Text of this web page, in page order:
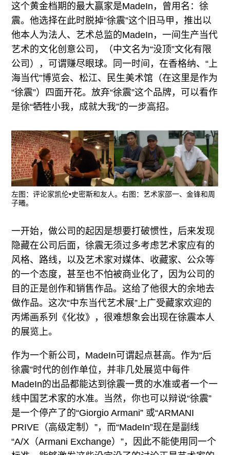
这个黄金档期的最大赢家是MadeIn，曾用名：徐
震。他选择在此时脱掉“徐震”这个旧马甲，推出以
他本人为法人、艺术总监的MadeIn，一间生产当代
艺术的文化创意公司，（中文名为“没顶”文化有限
公司），可谓赚尽眼球。同一时间，在香格纳、“上
海当代”博览会、松江、民生美术馆（在这里是作为
“徐震”）四面开花。放弃“徐震”这个品牌，可以看作
是徐“牺牲小我，成就大我”的一步高招。
左图：评论家凯伦•史密斯和友人。右图：艺术家邵一、金锋和周
子曦。
一开始，做公司的起因是想要打破惯性，后来发现
隐藏在公司后面，徐震无须过多考虑艺术家应有的
风格、路线，以及艺术家对媒体、收藏家、公众等
的一个态度，甚至也不怕被商业化了，因为公司的
目的正是创作和销售作品。这给了他很大的余地去
做作品。这次“中东当代艺术展”上广受藏家欢迎的
丙烯画系列《化妆》，很难想象会出现在徐震本人
的展览上。
作为一个新公司，MadeIn可谓起点甚高。作为“后
徐震”时代的创作单位，并非几处展览中每件
MadeIn的出品都能达到徐震一贯的水准或者一个一
线中国艺术家的水准。当然，你也可以辩说“徐震”
是一个停产了的“Giorgio Armani” 或“ARMANI
PRIVE（高级定制）”，而“MadeIn”现在是副线
“A/X（Armani Exchange）”，因此不能使用同一个